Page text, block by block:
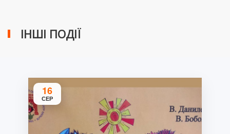
ІНШІ ПОДІЇ
16
СЕР